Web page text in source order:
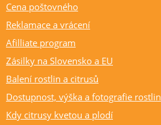
Cena poštovného
Reklamace a vrácení
Afilliate program
Zásilky na Slovensko a EU
Balení rostlin a citrusů
Dostupnost, výška a fotografie rostlin
Kdy citrusy kvetou a plodí